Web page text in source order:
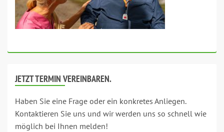
JETZT TERMIN VEREINBAREN.
Haben Sie eine Frage oder ein konkretes Anliegen.
Kontaktieren Sie uns und wir werden uns so schnell wie
möglich bei Ihnen melden!